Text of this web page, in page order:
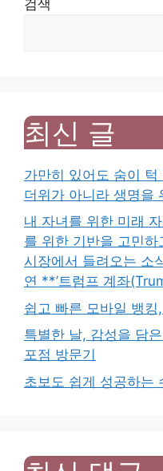
검색
최신 글
가만히 있어도 숨이 턱
더위가 아니라 생명을
내 자녀를 위한 미래
를 위한 기반을 고민
시장에서 들려오는 소
연 **’트럼프 계좌
쉽고 빠른 모바일 뱅
특별한 날, 감성을 담
포점 방문기
초보도 쉽게 성공하는